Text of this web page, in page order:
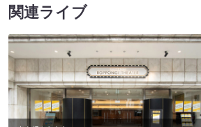
関連ライブ